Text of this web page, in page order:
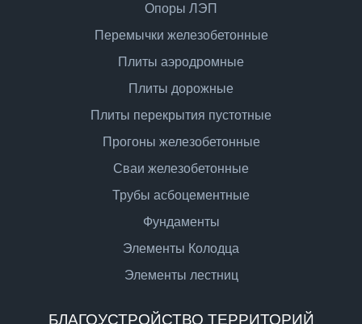
Опоры ЛЭП
Перемычки железобетонные
Плиты аэродромные
Плиты дорожные
Плиты перекрытия пустотные
Прогоны железобетонные
Сваи железобетонные
Трубы асбоцементные
Фундаменты
Элементы Колодца
Элементы лестниц
БЛАГОУСТРОЙСТВО ТЕРРИТОРИЙ